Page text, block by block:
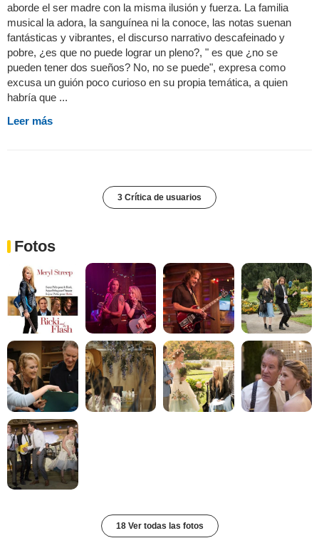
aborde el ser madre con la misma ilusión y fuerza. La familia
musical la adora, la sanguínea ni la conoce, las notas suenan
fantásticas y vibrantes, el discurso narrativo descafeinado y
pobre, ¿es que no puede lograr un pleno?, " es que ¿no se
pueden tener dos sueños? No, no se puede", expresa como
excusa un guión poco curioso en su propia temática, a quien
habría que ...
Leer más
3 Crítica de usuarios
Fotos
18 Ver todas las fotos